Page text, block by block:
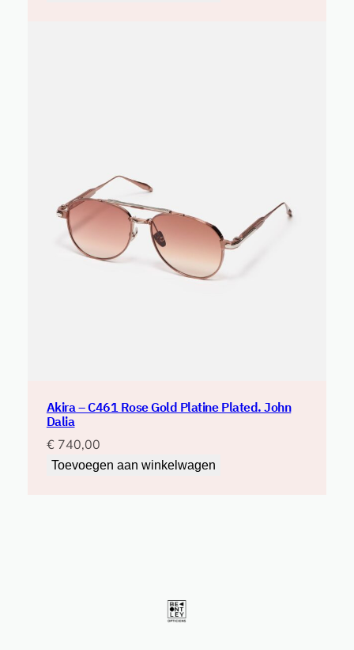
Akira – C461 Rose Gold Platine Plated. John
Dalia
€740,00
Toevoegen aan winkelwagen